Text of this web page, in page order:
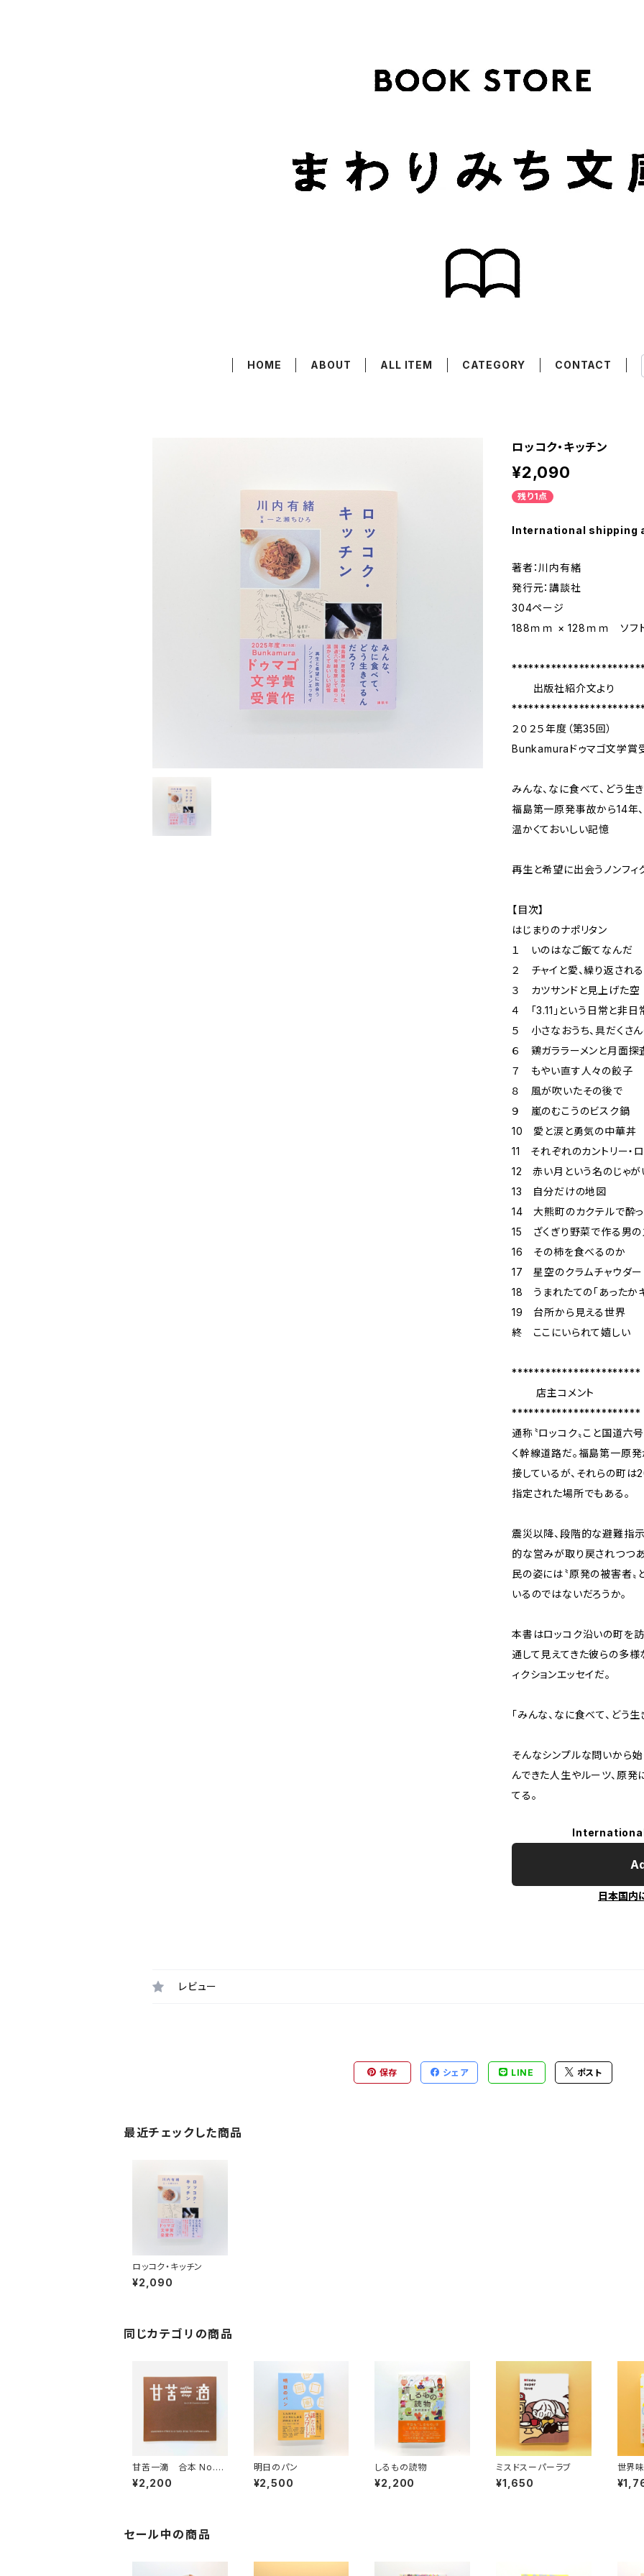
HOME ABOUT ALL ITEM CATEGORY CONTACT
ロッコク・キッチン
¥2,090
残り1点
International shipping
著者：川内有緒
発行元：講談社
304ページ
188ｍｍ × 128ｍｍ ソフ
出版社紹介文より
２０２５年度（第35回）
Bunkamuraドゥマゴ文学賞
みんな、なに食べて、どう生
福島第一原発事故から14年
温かくておいしい記憶
再生と希望に出会うノンフィ
【目次】
はじまりのナポリタン
１ いのはなご飯てなんだ
２ チャイと愛、繰り返され
３ カツサンドと見上げた空
４ 「3.11」という日常と非日
５ 小さなおうち、具だくさ
６ 鶏ガララーメンと月面探
７ もやい直す人々の餃子
８ 風が吹いたその後で
９ 嵐のむこうのビスク鍋
10 愛と涙と勇気の中華丼
11 それぞれのカントリー・
12 赤い月という名のじゃが
13 自分だけの地図
14 大熊町のカクテルで酔っ
15 ざくぎり野菜で作る男の
16 その柿を食べるのか
17 星空のクラムチャウダー
18 うまれたての「あったかキ
19 台所から見える世界
終 ここにいられて嬉しい
***********************
店主コメント
***********************
通称〝ロッコク〟こと国道
く幹線道路だ。福島第一原
接しているが、それらの町
指定された場所でもある。
震災以降、段階的な避難指
的な営みが取り戻されつつあ
民の姿には〝原発の被害者
いるのではないだろうか。
本書はロッコク沿いの町を
通して見えてきた彼らの多
ィクションエッセイだ。
「みんな、なに食べて、どう生
そんなシンプルな問いから
んできた人生やルーツ、原
てる。
日本国内
レビュー
保存 シェア LINE ポスト
最近チェックした商品
ロッコク・キッチン
¥2,090
同じカテゴリの商品
甘苦一滴 合本 No.0
－20
¥2,200
明日のパン
¥2,500
しるもの読物
¥2,200
ミスドスーパーラブ
¥1,650
世界
セール中の商品